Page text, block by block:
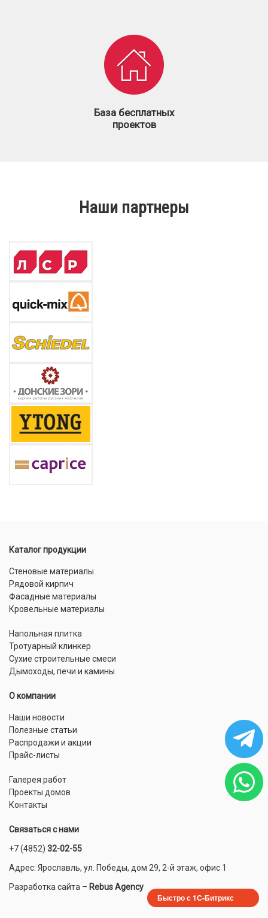
База бесплатных
проектов
Наши партнеры
Каталог продукции
Стеновые материалы
Рядовой кирпич
Фасадные материалы
Кровельные материалы
Напольная плитка
Тротуарный клинкер
Сухие строительные смеси
Дымоходы, печи и камины
О компании
Наши новости
Полезные статьи
Распродажи и акции
Прайс-листы
Галерея работ
Проекты домов
Контакты
Связаться с нами
+7 (4852) 32-02-55
Адрес: Ярославль, ул. Победы, дом 29, 2-й этаж, офис 1
Разработка сайта – Rebus Agency
Быстро с 1С-Битрикс